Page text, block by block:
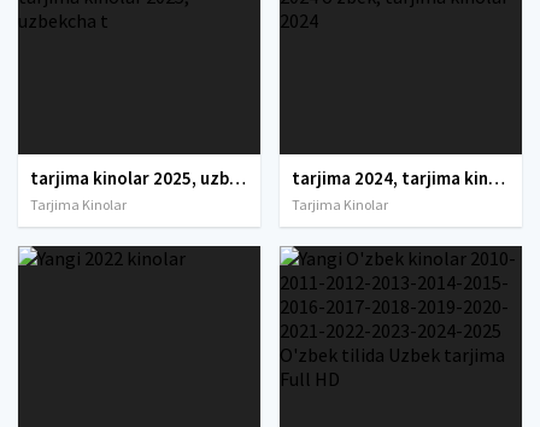
tarjima kinolar 2025, uzbek tarjima kinolar 2025, tarjima kinolar uzbek tilida 2025, tarjima kinolar o zbek 2025, tarjima kinolar o zbek tilida 2025, yangi tarjima kinolar 2025, uzmovi tarjima kinolar 2025, uzmovi com tarjima kinolar 2025, uzbekcha t
Tarjima Kinolar
tarjima 2024, tarjima kinolar 2024, uzbek tarjima 2024, tarjima kinolar tilida tilida 2024, uzbek tilida tarjima 2024, kino tarjima 2024, uzbek tarjima kinolar 2024, tarjima kinolar 2024 uzbek tilida, tarjima kinolar 2024 o zbek, tarjima kinolar 2024
Tarjima Kinolar